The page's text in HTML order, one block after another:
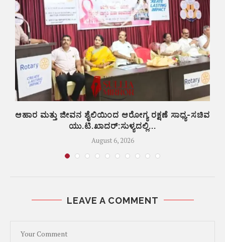
ಆಹಾರ ಮತ್ತು ಜೀವನ ಶೈಲಿಯಿಂದ ಆರೋಗ್ಯ ರಕ್ಷಣೆ ಸಾಧ್ಯ-ಸಚಿವ
ಯು.ಟಿ.ಖಾದರ್:ಸುಳ್ಯದಲ್ಲಿ...
August 6, 2026
LEAVE A COMMENT